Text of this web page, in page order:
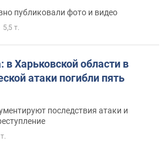
публиковали фото и видео
5,5 т.
Харьковской области в
атаки погибли пять
последствия атаки и